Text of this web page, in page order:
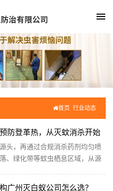
首页 行业动态
防登革热，从灭蚊消杀开始
头，再通过合规消杀药剂均匀喷
、绿化带等蚊虫栖息区域，从源
广州灭白蚁公司怎么选？